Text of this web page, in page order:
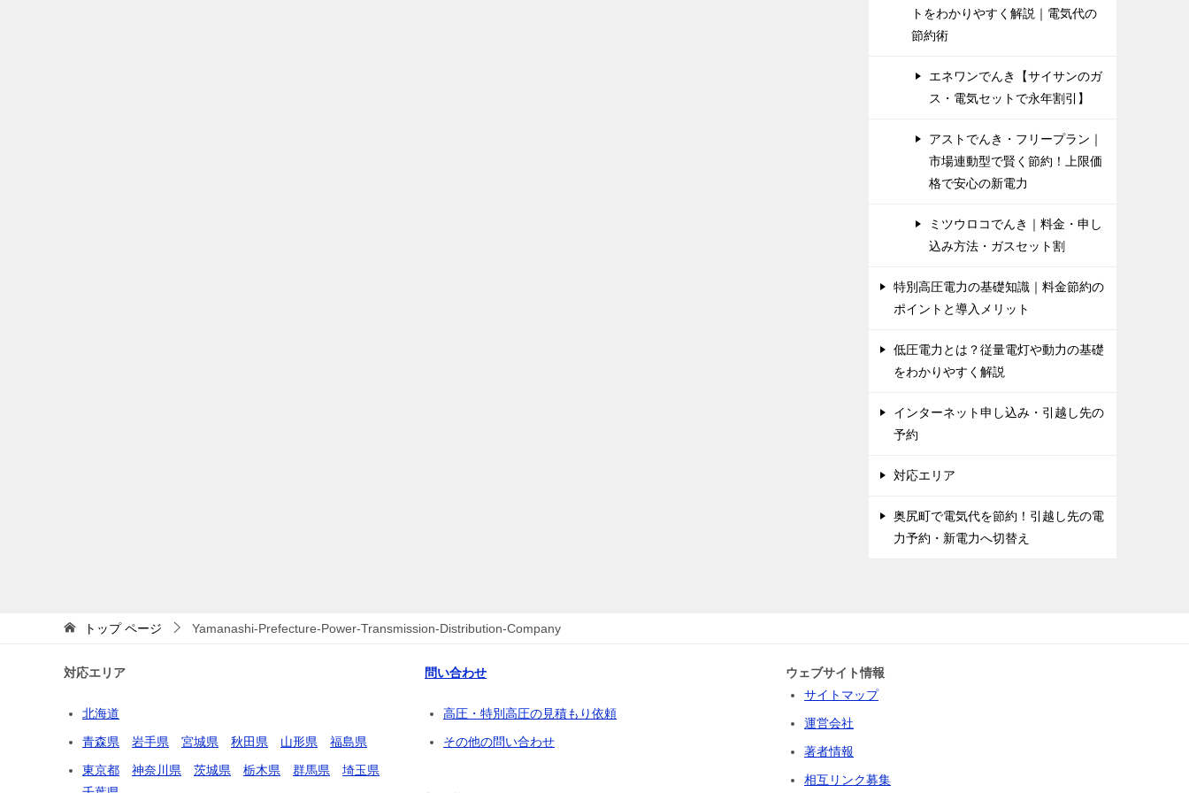
トをわかりやすく解説｜電気代の
節約術
エネワンでんき【サイサンのガ
ス・電気セットで永年割引】
アストでんき・フリープラン｜
市場連動型で賢く節約！上限価
格で安心の新電力
ミツウロコでんき｜料金・申し
込み方法・ガスセット割
特別高圧電力の基礎知識｜料金節約の
ポイントと導入メリット
低圧電力とは？従量電灯や動力の基礎
をわかりやすく解説
インターネット申し込み・引越し先の
予約
対応エリア
奥尻町で電気代を節約！引越し先の電
力予約・新電力へ切替え
トップページ Yamanashi-Prefecture-Power-Transmission-Distribution-Company
対応エリア
北海道
青森県
岩手県 宮城県 秋田県 山形県
福島県
東京都
神奈川県 茨城県 栃木県 群馬県
埼玉県
問い合わせ
高圧・特別高圧の見積もり依頼
その他の問い合わせ
ウェブサイト情報
サイトマップ
運営会社
著者情報
相互リンク募集